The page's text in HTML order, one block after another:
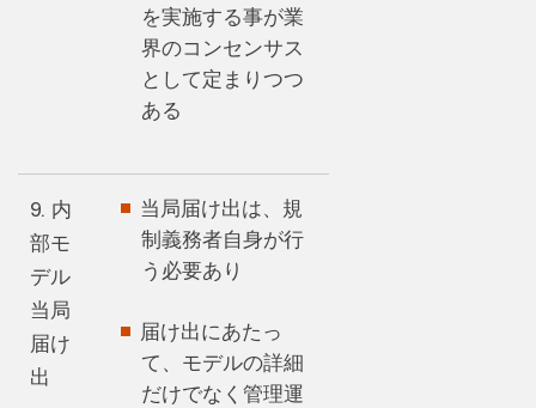
を実施する事が業
界のコンセンサス
として定まりつつ
ある
9. 内
部モ
デル
当局
届け
出
当局届け出は、規
制義務者自身が行
う必要あり
届け出にあたっ
て、モデルの詳細
だけでなく管理運